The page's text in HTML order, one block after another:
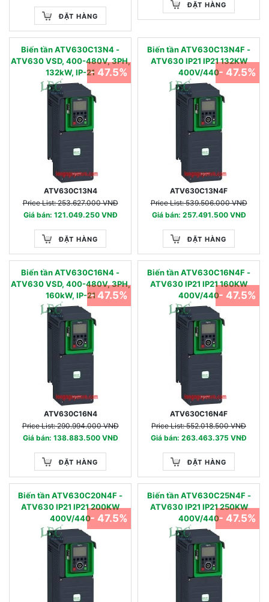
ĐẶT HÀNG
ĐẶT HÀNG
Biến tần ATV630C13N4 -
ATV630 VSD, 400-480V, 3PH,
132kW, IP-21
ATV630C13N4
Price List: 253.627.000 VNĐ
Giá bán: 121.049.250 VNĐ
ĐẶT HÀNG
- 47.5%
Biến tần ATV630C13N4F -
ATV630 IP21 IP21 132KW
400V/440
ATV630C13N4F
Price List: 539.506.000 VNĐ
Giá bán: 257.491.500 VNĐ
ĐẶT HÀNG
- 47.5%
Biến tần ATV630C16N4 -
ATV630 VSD, 400-480V, 3PH,
160kW, IP-21
ATV630C16N4
Price List: 290.994.000 VNĐ
Giá bán: 138.883.500 VNĐ
ĐẶT HÀNG
- 47.5%
Biến tần ATV630C16N4F -
ATV630 IP21 IP21 160KW
400V/440
ATV630C16N4F
Price List: 552.018.500 VNĐ
Giá bán: 263.463.375 VNĐ
ĐẶT HÀNG
- 47.5%
Biến tần ATV630C20N4F -
ATV630 IP21 IP21 200KW
400V/440- 47.5%
Biến tần ATV630C25N4F -
ATV630 IP21 IP21 250KW
400V/440- 47.5%